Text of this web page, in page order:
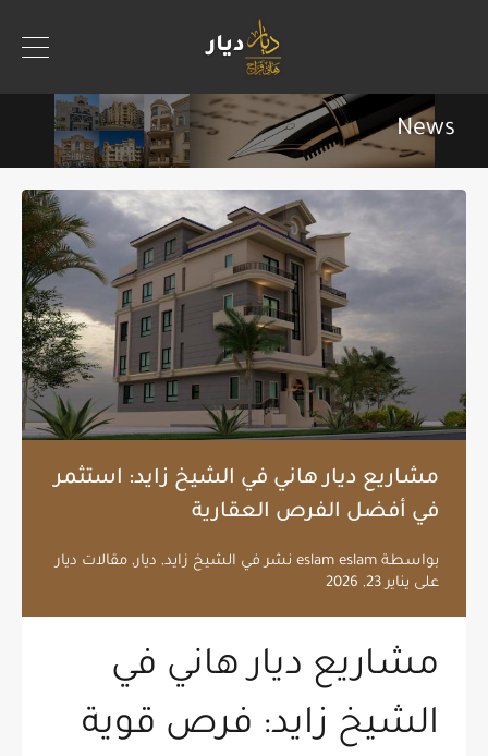
News
مشاريع ديار هاني في الشيخ زايد: استثمر
في أفضل الفرص العقارية
بواسطة eslam eslam نشر في الشيخ زايد, ديار , مقالات ديار
على يناير 23, 2026
مشاريع ديار هاني في
الشيخ زايد: فرص قوية